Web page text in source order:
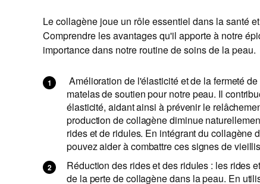
Le collagène joue un rôle essentiel dans la santé
Comprendre les avantages qu'il apporte à notre
importance dans notre routine de soins de la peau.
Amélioration de l'élasticité et de la fermeté
matelas de soutien pour notre peau. Il
élasticité, aidant ainsi à prévenir le
production de collagène diminue
rides et de ridules. En intégrant du collagène
pouvez aider à combattre ces signes de
Réduction des rides et des ridules : les rides
de la perte de collagène dans la peau. En